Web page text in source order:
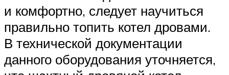
и комфортно, следует научиться
правильно топить котел дровами.
В технической документации
данного оборудования уточняется,